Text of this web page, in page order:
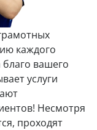
каждого
вашего
услуги
Несмотря
проходят